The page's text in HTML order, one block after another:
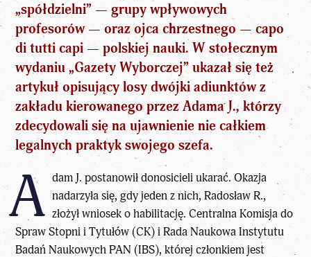
„spółdzielni” — grupy wpływowych
profesorów — oraz ojca chrzestnego — capo
di tutti capi — polskiej nauki. W stołecznym
wydaniu „Gazety Wyborczej” ukazał się też
artykuł opisujący losy dwójki adiunktów z
zakładu kierowanego przez Adama J., którzy
zdecydowali się na ujawnienie nie całkiem
legalnych praktyk swojego szefa.
A dam J. postanowił donosicieli ukarać. Okazja
nadarzyła się, gdy jeden z nich, Radosław R.,
złożył wniosek o habilitację. Centralna Komisja do
Spraw Stopni i Tytułów (CK) i Rada Naukowa Instytutu
Badań Naukowych PAN (IBS), której członkiem jest